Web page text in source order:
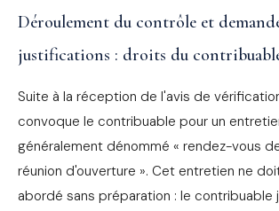
Déroulement du contrôle et
justifications : droits du
Suite à la réception de l'avis de
convoque le contribuable pour un
généralement dénommé « rendez-vous
réunion d'ouverture ». Cet entretien ne
abordé sans préparation : le contribuable